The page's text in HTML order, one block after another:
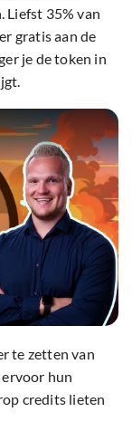
Liefst 35% van
gratis aan de
je de token in
te zetten van
hun
credits lieten